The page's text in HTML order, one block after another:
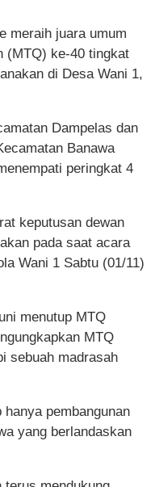
meraih juara umum
(MTQ) ke-40 tingkat
di Desa Wani 1,
Dampelas dan
Banawa
peringkat 4
keputusan dewan
pada saat acara
Wani 1 Sabtu (01/11)
menutup MTQ
MTQ
sebuah madrasah
pembangunan
yang berlandaskan